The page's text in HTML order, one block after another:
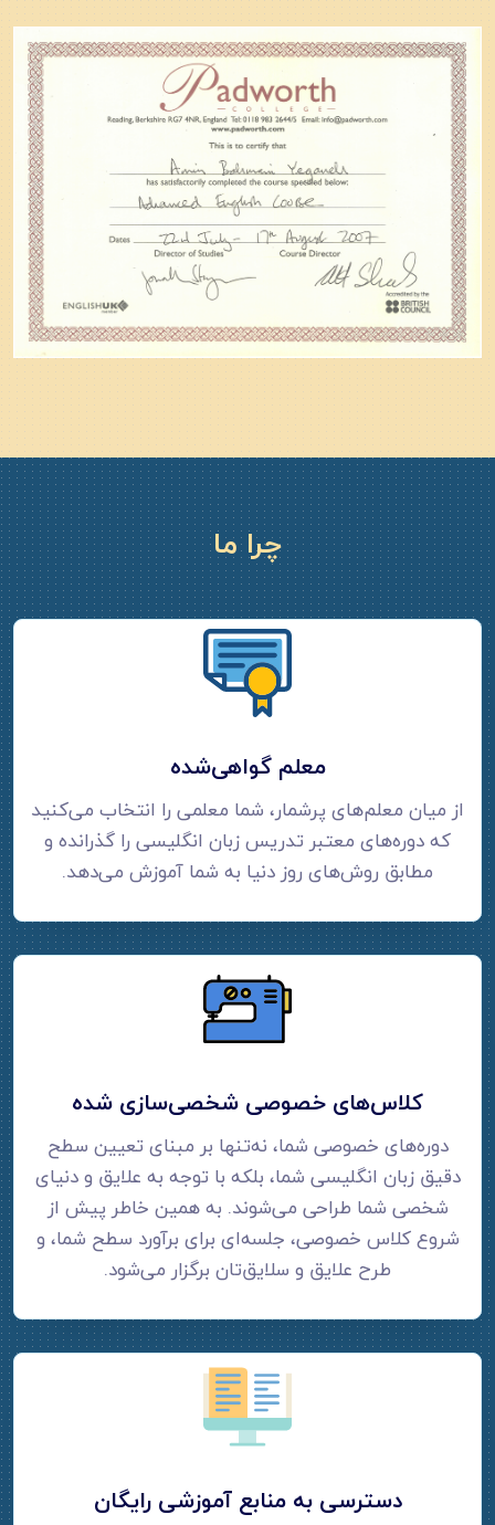
چرا ما
معلم گواهی‌شده
از میان معلم‌های پرشمار، شما معلمی را انتخاب می‌کنید
که دوره‌های معتبر تدریس زبان انگلیسی را گذرانده و
مطابق روش‌های روز دنیا به شما آموزش می‌دهد.
کلاس‌های خصوصی شخصی‌سازی شده
دوره‌های خصوصی شما، نه‌تنها بر مبنای تعیین سطح
دقیق زبان انگلیسی شما، بلکه با توجه به علایق و دنیای
شخصی شما طراحی می‌شوند. به همین خاطر پیش از
شروع کلاس خصوصی، جلسه‌ای برای برآورد سطح شما، و
طرح علایق و سلایق‌تان برگزار می‌شود.
دسترسی به منابع آموزشی رایگان